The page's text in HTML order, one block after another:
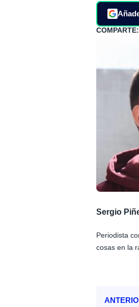
COMPARTE:
Sergio
Periodista
cosas en la